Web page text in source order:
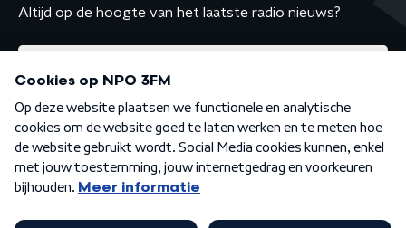
Altijd op de hoogte van het laatste radio nieuws?
Algemene voorwaarden Privacybeleid